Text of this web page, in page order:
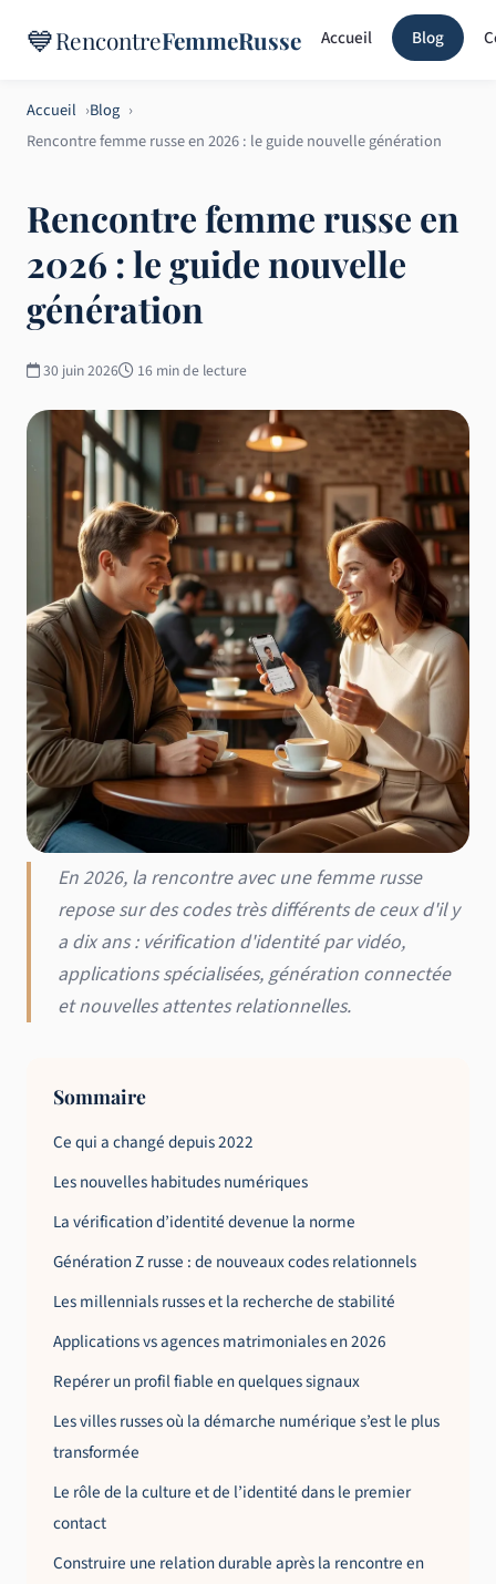
💙RencontreFemmeRusse Accueil Blog
Accueil
Blog
Rencontre femme russe en 2026 : le guide nouvelle génération
Rencontre femme russe en
2026 : le guide nouvelle
génération
30 juin 2026 16 min de lecture
En 2026, la rencontre avec une femme russe
repose sur des codes très différents de ceux d'il y
a dix ans : vérification d'identité par vidéo,
applications spécialisées, génération connectée
et nouvelles attentes relationnelles.
Sommaire
Ce qui a changé depuis 2022
Les nouvelles habitudes numériques
La vérification d’identité devenue la norme
Génération Z russe : de nouveaux codes relationnels
Les millennials russes et la recherche de stabilité
Applications vs agences matrimoniales en 2026
Repérer un profil fiable en quelques signaux
Les villes russes où la démarche numérique s’est le plus
transformée
Le rôle de la culture et de l’identité dans le premier
contact
Construire une relation durable après la rencontre en